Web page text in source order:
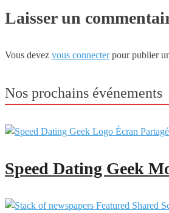
Laisser un
Vous devez vous connecterpour publier
Nos prochains événements
Speed Dating Geek